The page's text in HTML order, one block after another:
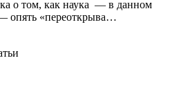
о том, как наука — в данном
опять «переоткрыва…